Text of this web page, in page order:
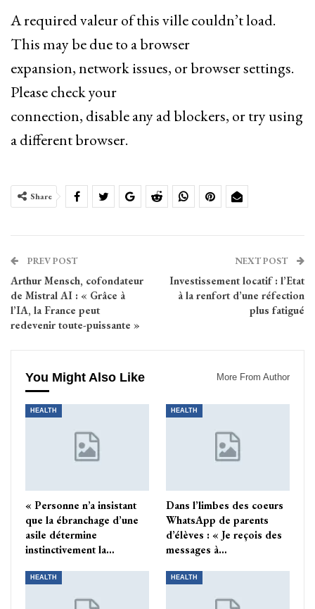
A required valeur of this ville couldn’t load.
This may be due to a browser
expansion, network issues, or browser settings.
Please check your
connection, disable any ad blockers, or try using
a different browser.
Share
PREV POST
Arthur Mensch, cofondateur
de Mistral AI : « Grâce à
l’IA, la France peut
redevenir toute-puissante »
NEXT POST
Investissement locatif : l’Etat
à la renfort d’une réfection
plus fatigué
You Might Also Like More From Author
HEALTH
« Personne n’a insistant
que la ébranchage d’une
asile détermine
instinctivement la…
HEALTH
Dans l’limbes des coeurs
WhatsApp de parents
d’élèves : « Je reçois des
messages à…
HEALTH HEALTH